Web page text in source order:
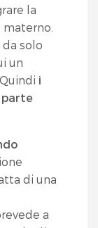
la
solo
un
i
parte
di una
a